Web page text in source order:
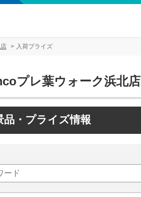
入荷プライズ
プレ葉ウォーク浜北店
品・プライズ情報